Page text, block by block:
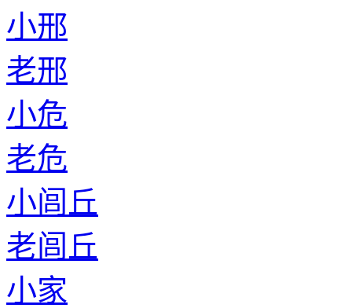
小邢
老邢
小危
老危
小闾丘
老闾丘
小家